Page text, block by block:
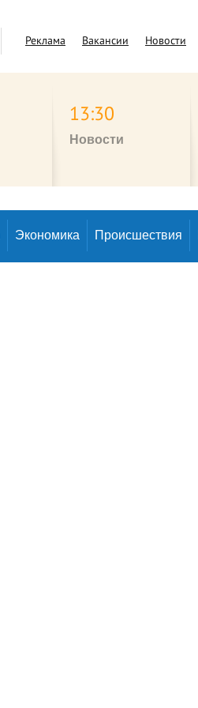
Реклама Вакансии Новости
13:30
Новости
Экономика Происшествия